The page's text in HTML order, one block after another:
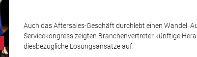
Auch das Aftersales-Geschäft durchlebt einen Wandel.
Servicekongress zeigten Branchenvertreter künftige
diesbezügliche Lösungsansätze auf.